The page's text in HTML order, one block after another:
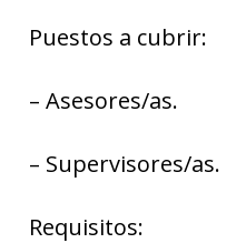
Puestos a cubrir:
– Asesores/as.
– Supervisores/as.
Requisitos: